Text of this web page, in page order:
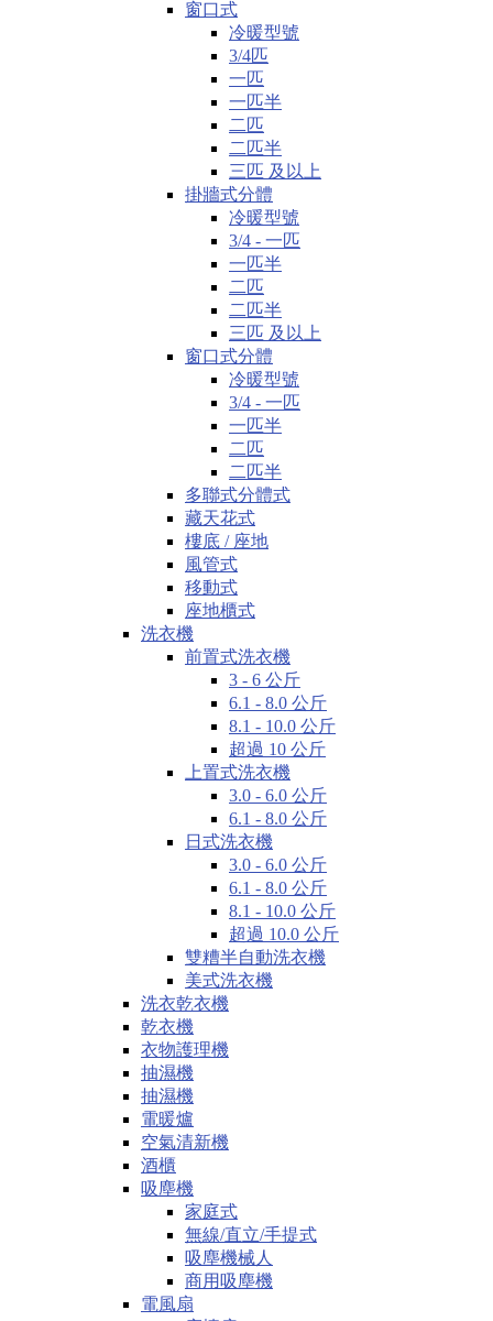
窗口式
冷暖型號
3/4匹
一匹
一匹半
二匹
二匹半
三匹 及以上
掛牆式分體
冷暖型號
3/4 - 一匹
一匹半
二匹
二匹半
三匹 及以上
窗口式分體
冷暖型號
3/4 - 一匹
一匹半
二匹
二匹半
多聯式分體式
藏天花式
樓底 / 座地
風管式
移動式
座地櫃式
洗衣機
前置式洗衣機
3 - 6 公斤
6.1 - 8.0 公斤
8.1 - 10.0 公斤
超過 10 公斤
上置式洗衣機
3.0 - 6.0 公斤
6.1 - 8.0 公斤
日式洗衣機
3.0 - 6.0 公斤
6.1 - 8.0 公斤
8.1 - 10.0 公斤
超過 10.0 公斤
雙糟半自動洗衣機
美式洗衣機
洗衣乾衣機
乾衣機
衣物護理機
抽濕機
抽濕機
電暖爐
空氣清新機
酒櫃
吸塵機
家庭式
無線/直立/手提式
吸塵機械人
商用吸塵機
電風扇